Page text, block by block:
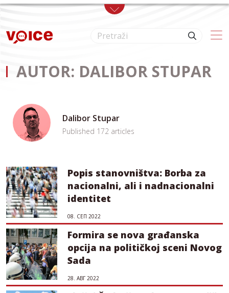
Skip to main content
AUTOR: DALIBOR STUPAR
Dalibor Stupar
Published 172 articles
Popis stanovništva: Borba za
nacionalni, ali i nadnacionalni
identitet
08. СЕП 2022
Formira se nova građanska
opcija na političkoj sceni Novog
Sada
28. АВГ 2022